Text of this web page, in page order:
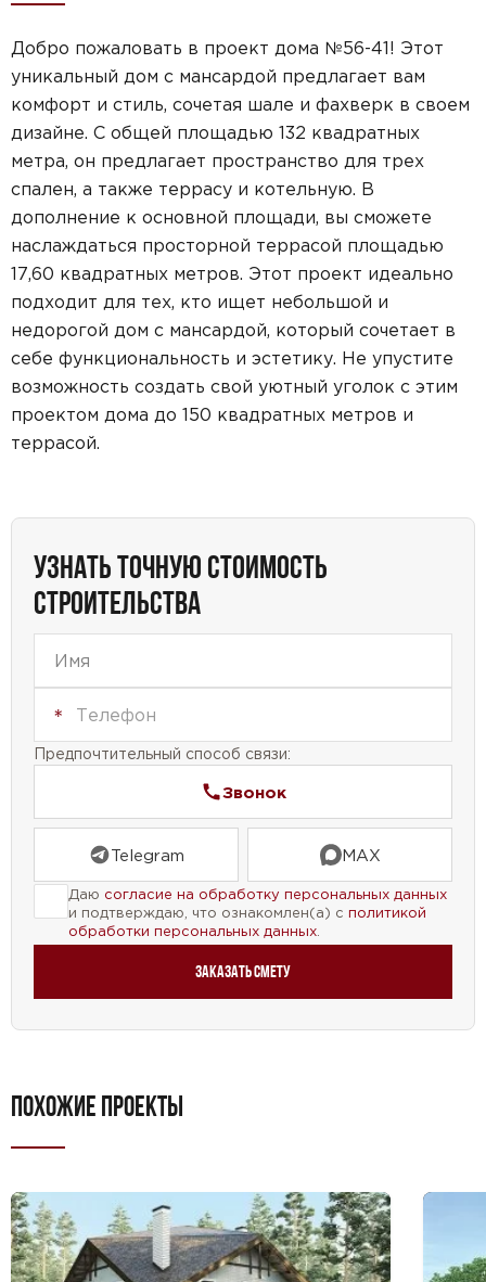
Добро пожаловать в проект дома №56-41! Этот
уникальный дом с мансардой предлагает вам
комфорт и стиль, сочетая шале и фахверк в своем
дизайне. С общей площадью 132 квадратных
метра, он предлагает пространство для трех
спален, а также террасу и котельную. В
дополнение к основной площади, вы сможете
наслаждаться просторной террасой площадью
17,60 квадратных метров. Этот проект идеально
подходит для тех, кто ищет небольшой и
недорогой дом с мансардой, который сочетает в
себе функциональность и эстетику. Не упустите
возможность создать свой уютный уголок с этим
проектом дома до 150 квадратных метров и
террасой.
УЗНАТЬ ТОЧНУЮ СТОИМОСТЬ
СТРОИТЕЛЬСТВА
Предпочтительный способ связи:
Звонок
Telegram MAX
Даю согласие на обработку персональных данных
и подтверждаю, что ознакомлен(а) с политикой
обработки персональных данных.
Заказать смету
ПОХОЖИЕ ПРОЕКТЫ